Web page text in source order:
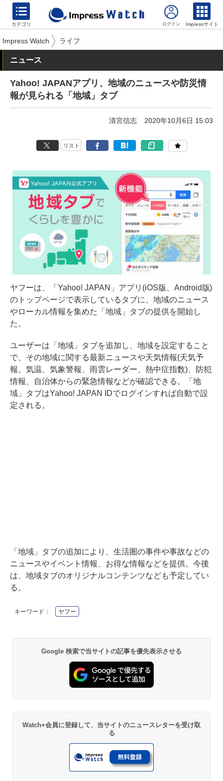
カテゴリ Impressサイト
Impress Watch ライフ
ニュース
Yahoo! JAPANアプリ、地域のニュースや防災情
報が見られる「地域」タブ
清宮信志 2020年10月6日 15:03
リスト
ヤフーは、「Yahoo! JAPAN」アプリ(iOS版、Android版)
のトップページで表示しているタブに、地域のニュース
やローカル情報を集めた「地域」タブの提供を開始し
た。
ユーザーは「地域」タブを追加し、地域を設定すること
で、その地域に関する最新ニュースや天気情報(天気予
報、気温、気象警報、雨雲レーダー、熱中症指数)、防犯
情報、自治体からの緊急情報などが確認できる。「地
域」タブはYahoo! JAPAN IDでログインすれば自動で設
定される。
「地域」タブの追加により、生活圏の事件や事故などの
ニュースやイベント情報、お得な情報などを提供。今後
は、地域タブのオリジナルコンテンツなども予定してい
る。
キーワード： ヤフー
Google 検索で当サイトの記事を優先表示させる
Watch+会員に登録して、当サイトのニュースレターを受け取
る